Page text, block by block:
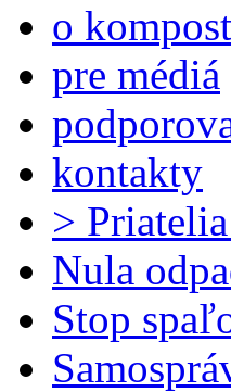
o
pre médiá
kontakty
>
Nula
Stop